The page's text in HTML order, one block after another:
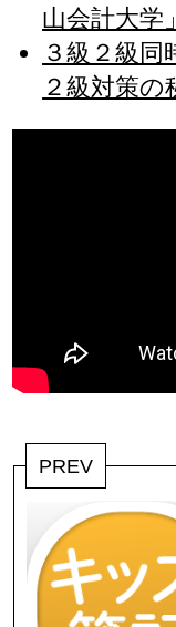
山会計大学」
３級２級同
２級対策の
PREV